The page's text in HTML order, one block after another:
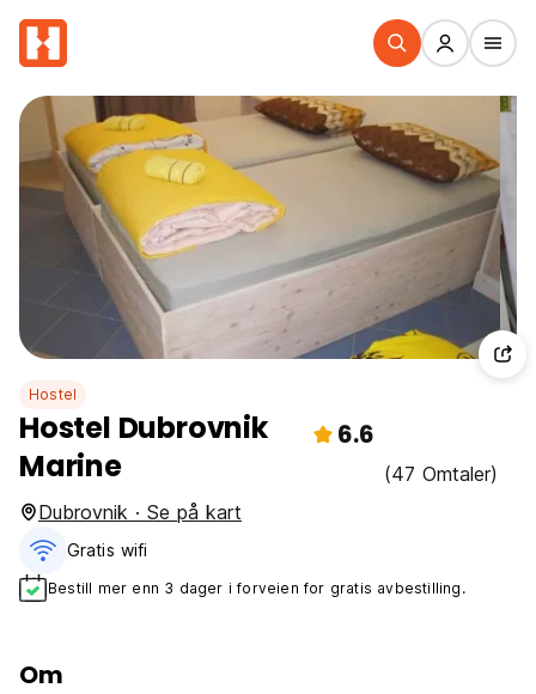
Hostel
Hostel Dubrovnik
Marine
6.6
(47 Omtaler)
Dubrovnik · Se på kart
Gratis wifi‎
Bestill mer enn 3 dager i forveien for gratis avbestilling.
Om